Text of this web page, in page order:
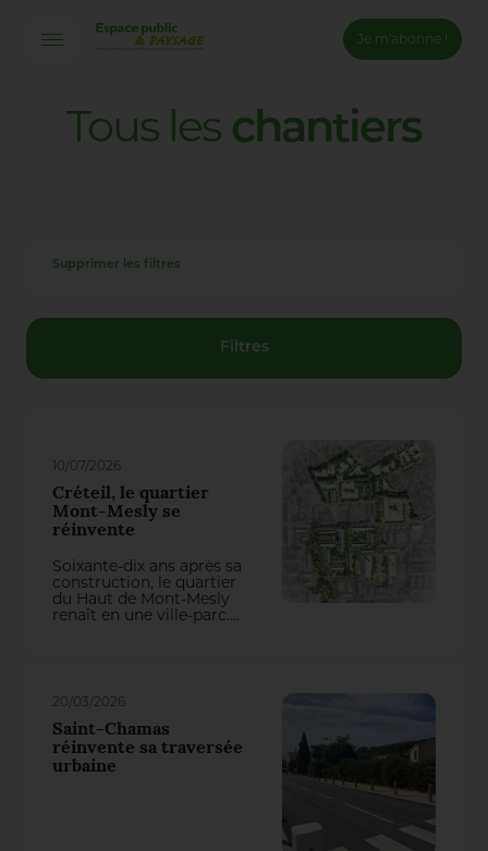
Je m'abonne !
Tous les chantiers
Supprimer les filtres
Filtres
10/07/2026
Créteil, le quartier
Mont-Mesly se
réinvente
Soixante-dix ans après sa
construction, le quartier
du Haut de Mont-Mesly
renaît en une ville-parc.
paysagère développée
autour d’une mosaïque
résidentielle, de polarités
urbaines remises en
réseau et d’une forêt
urbaine.
20/03/2026
Saint-Chamas
réinvente sa traversée
urbaine